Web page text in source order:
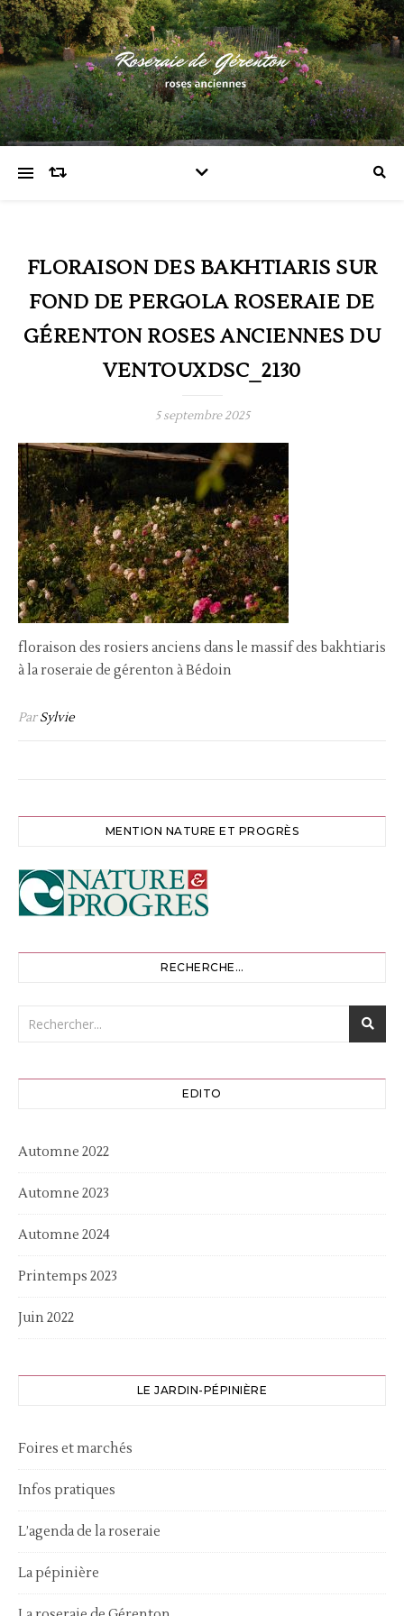
FLORAISON DES BAKHTIARIS SUR
FOND DE PERGOLA ROSERAIE DE
GÉRENTON ROSES ANCIENNES DU
VENTOUXDSC_2130
5 septembre 2025
floraison des rosiers anciens dans le massif des bakhtiaris
à la roseraie de gérenton à Bédoin
ParSylvie
MENTION NATURE ET PROGRÈS
RECHERCHE…
EDITO
Automne 2022
Automne 2023
Automne 2024
Printemps 2023
Juin 2022
LE JARDIN-PÉPINIÈRE
Foires et marchés
Infos pratiques
L’agenda de la roseraie
La pépinière